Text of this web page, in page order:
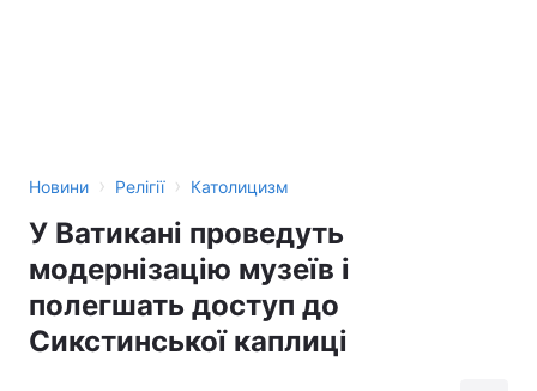
Новини › Релігії › Католицизм
У Ватикані проведуть
модернізацію музеїв і
полегшать доступ до
Сикстинської каплиці